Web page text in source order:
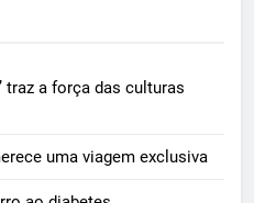
traz a força das culturas
uma viagem exclusiva